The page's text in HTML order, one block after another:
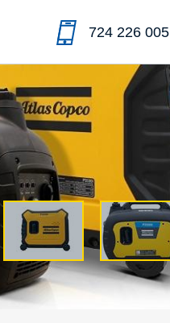
724 226 005